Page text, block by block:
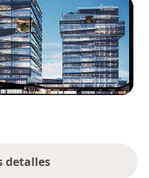
detalles
la experiencia